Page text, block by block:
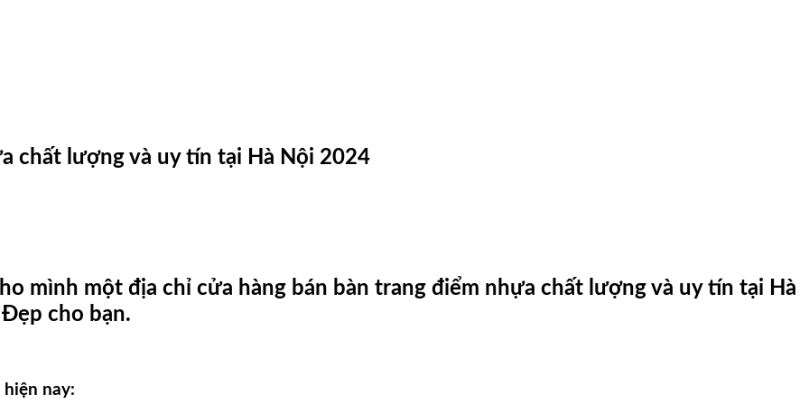
chất lượng và uy tín tại Hà Nội 2024
mình một địa chỉ cửa hàng bán bàn trang điểm nhựa chất lượng và uy tín tại Hà
cho bạn.
nay: